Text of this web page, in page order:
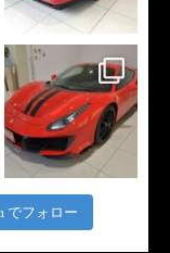
でフォロー